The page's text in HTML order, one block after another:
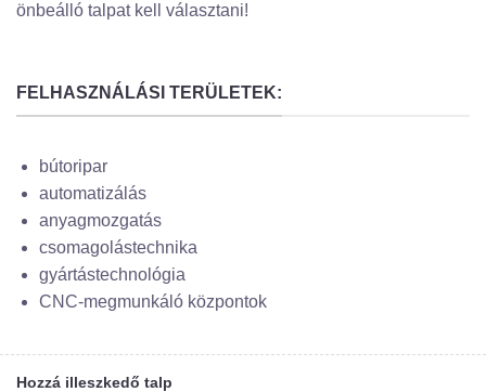
önbeálló talpat kell választani!
FELHASZNÁLÁSI TERÜLETEK:
bútoripar
automatizálás
anyagmozgatás
csomagolástechnika
gyártástechnológia
CNC-megmunkáló központok
Hozzá illeszkedő talp